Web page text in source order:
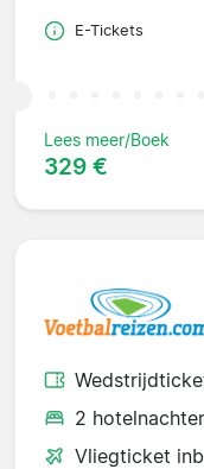
E-Tickets
Lees meer/Boek
329 €
2
Vliegticket